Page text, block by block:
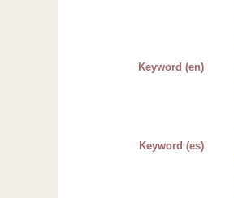
Keyword (en)
Keyword (es)